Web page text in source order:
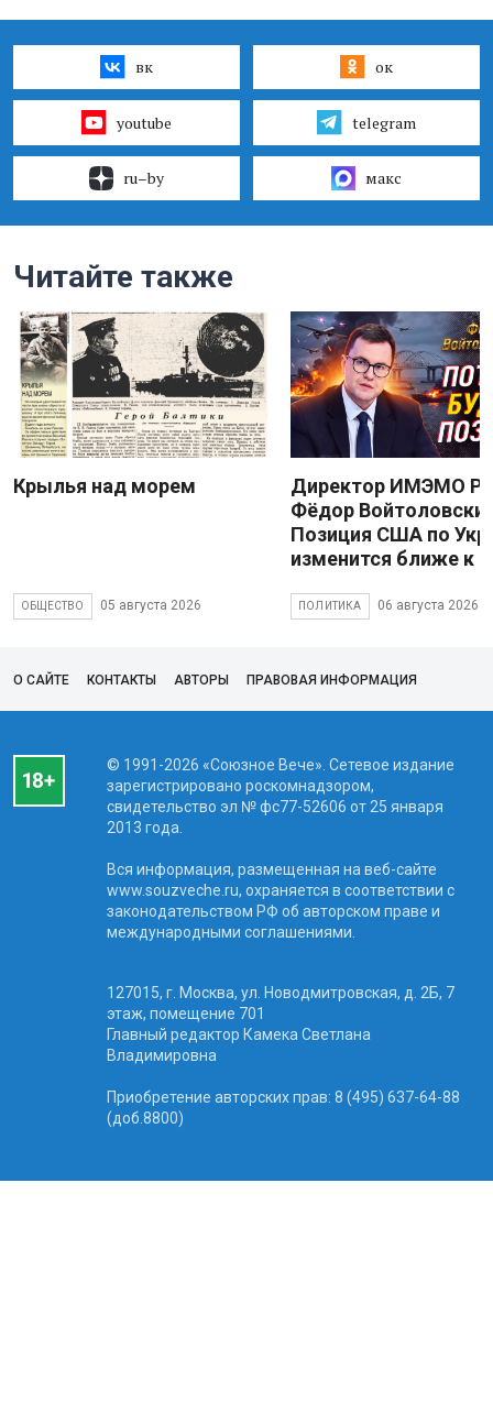
вк ок
youtube telegram
ru–by макс
Читайте также
Крылья над морем
ОБЩЕСТВО 05 августа 2026
Директор ИМЭМО
Фёдор
Позиция США по
изменится ближе к
ПОЛИТИКА 06 августа 2026
О САЙТЕ КОНТАКТЫ АВТОРЫ ПРАВОВАЯ ИНФОРМАЦИЯ
© 1991-2026 «Союзное Вече». Сетевое издание
зарегистрировано роскомнадзором,
свидетельство эл № фc77-52606 от 25 января
2013 года.
Вся информация, размещенная на веб-сайте
www.souzveche.ru, охраняется в соответствии с
законодательством РФ об авторском праве и
международными соглашениями.
127015, г. Москва, ул. Новодмитровская, д. 2Б, 7
этаж, помещение 701
Главный редактор Камека Светлана
Владимировна
Приобретение авторских прав: 8 (495) 637-64-88
(доб.8800)